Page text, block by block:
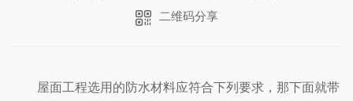
二维码分享
屋面工程选用的防水材料应符合下列要求，那下面就带